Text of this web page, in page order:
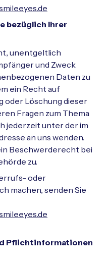
bezüglich Ihrer
unentgeltlich
und Zweck
Daten zu
ein Recht auf
oder Löschung dieser
Fragen zum Thema
jederzeit unter der im
an uns wenden.
Beschwerderecht bei
zu.
oder
machen, senden Sie
Pflichtinformationen